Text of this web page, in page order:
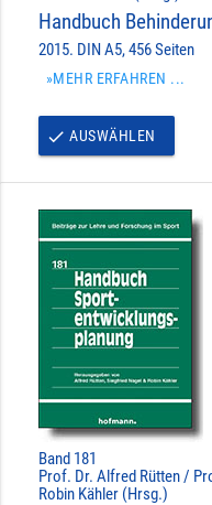
Handbuch
2015. DIN A5, 456 Seiten
»MEHR ERFAHREN ...
done AUSWÄHLEN
Band 181
Prof. Dr. Alfred Rütten /
Robin Kähler (Hrsg.)